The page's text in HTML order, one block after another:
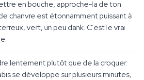
en bouche, approche-la de ton
chanvre est étonnamment puissant à
vert, un peu dank. C'est le vrai
lentement plutôt que de la croquer.
se développe sur plusieurs minutes,